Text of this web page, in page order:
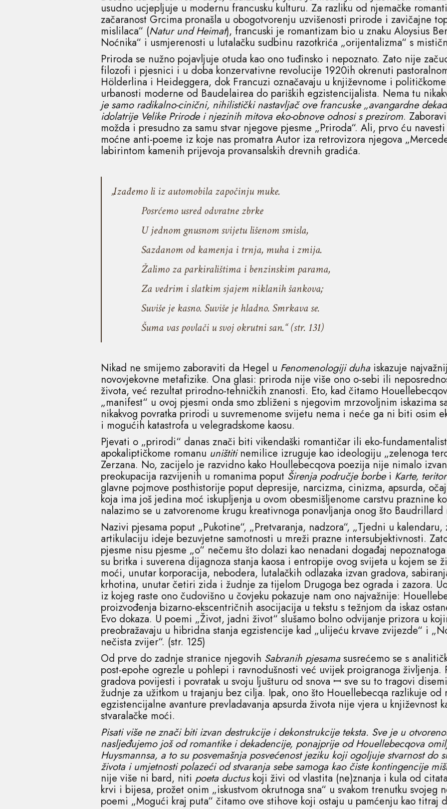
usudno ucjepljuje u modernu francusku kulturu. Za razliku od njemačke
začaranost Grcima pronašla u obogotvorenju uzvišenosti prirode i zavičajne
mislilaca“ (Natur und Heimat), francuski je romantizam bio u znaku Aloysius
Noćnika“ i usmjerenosti u lutalačku sudbinu razotkrića „orijentalizma“ s
Priroda se nužno pojavljuje otuda kao ono tuđinsko i nepoznato. Zato nije
filozofi i pjesnici i u doba konzervativne revolucije 1920ih okrenuti
Hölderlina i Heideggera, dok Francuzi označavaju u književnome i
urbanosti moderne od Baudelairea do pariških egzistencijalista. Nema tu
je samo radikalno-cinični, nihilistički nastavljač ove francuske „avangardne
idolatrije Velike Prirode i njezinih mitova eko-obnove odnosi s prezirom.
možda i presudno za samu stvar njegove pjesme „Priroda“. Ali, prvo ću
moćne anti-poeme iz koje nas promatra Autor iza retrovizora njegova
labirintom kamenih prijevoja provansalskih drevnih gradića.
„Izađemo li iz automobila započinju muke.
Posrćemo usred odvratne zbrke
U jednom gnusnom svijetu lišenom smisla,
Sazdanom od kamenja i trnja, muha i zmija.
Žalimo za parkiralištima i benzinskim parama,
Za vedrim i slatkim sjajem niklanih šankova;
Suviše je kasno. Suviše je hladno. Smrkava se.
Šuma vas povlači u svoj okrutni san.“ (str. 131)
Nikad ne smijemo zaboraviti da Hegel u Fenomenologiji duha iskazuje
novovjekovne metafizike. Ona glasi: priroda nije više ono o-sebi ili
života, već rezultat prirodno-tehničkih znanosti. Eto, kad čitamo
„manifest“ u ovoj pjesmi onda smo zbliženi s njegovim mrzovoljnim iskazima
nikakvog povratka prirodi u suvremenome svijetu nema i neće ga ni biti osim
i mogućih katastrofa u velegradskome kaosu.
Pjevati o „prirodi“ danas znači biti vikendaški romantičar ili eko-
apokaliptičkome romanu uništiti nemilice izruguje kao ideologiju „zelenoga
Zerzana. No, zacijelo je razvidno kako Houllebecqova poezija nije nimalo
preokupacija razvijenih u romanima poput Širenja područje borbei Karte,
glavne pojmove posthistorije poput depresije, narcizma, cinizma, apsurda,
koja ima još jedina moć iskupljenja u ovom obesmišljenome carstvu praznine
nalazimo se u zatvorenome krugu kreativnoga ponavljanja onog što Baudrillard
Nazivi pjesama poput „Pukotine“, „Pretvaranja, nadzora“, „Tjedni u
artikulaciju ideje bezuvjetne samotnosti u mreži prazne intersubjektivnosti.
pjesme nisu pjesme „o“ nečemu što dolazi kao nenadani događaj
su britka i suverena dijagnoza stanja kaosa i entropije ovog svijeta u kojem se
moći, unutar korporacija, nebodera, lutalačkih odlazaka izvan gradova,
krhotina, unutar četiri zida i žudnje za tijelom Drugoga bez ograda i zazora.
iz kojeg raste ono čudovišno u čovjeku pokazuje nam ono najvažnije:
proizvođenja bizarno-ekscentričnih asocijacija u tekstu s težnjom da iskaz
Evo dokaza. U poemi „Život, jadni život“ slušamo bolno odvijanje prizora u
preobražavaju u hibridna stanja egzistencije kad „ulijeću krvave zvijezde“ i
nečista zvijer“. (str. 125)
Od prve do zadnje stranice njegovih Sabranih pjesamasusrećemo se s
post-epohe ogrezle u pohlepi i ravnodušnosti već uvijek proigranoga življenja.
gradova povijesti i povratak u svoju ljušturu od snova ꟷ sve su to tragovi
žudnje za užitkom u trajanju bez cilja. Ipak, ono što Houellebecqa razlikuje od
egzistencijalne avanture prevladavanja apsurda života nije vjera u književnost
stvaralačke moći.
Pisati više ne znači biti izvan destrukcije i dekonstrukcije teksta. Sve je u
nasljeđujemo još od romantike i dekadencije, ponajprije od Houellebecqova
Huysmannsa, a to su posvemašnja posvećenost jeziku koji ogoljuje stvarnost do
života i umjetnosti polazeći od stvaranja sebe samoga kao čiste kontingencije
nije više ni bard, niti poeta ductuskoji živi od vlastita (ne)znanja i kula od
krvi i bijesa, prožet onim „iskustvom okrutnoga sna“ u svakom trenutku svojeg
poemi „Mogući kraj puta“ čitamo ove stihove koji ostaju u pamćenju kao titraj